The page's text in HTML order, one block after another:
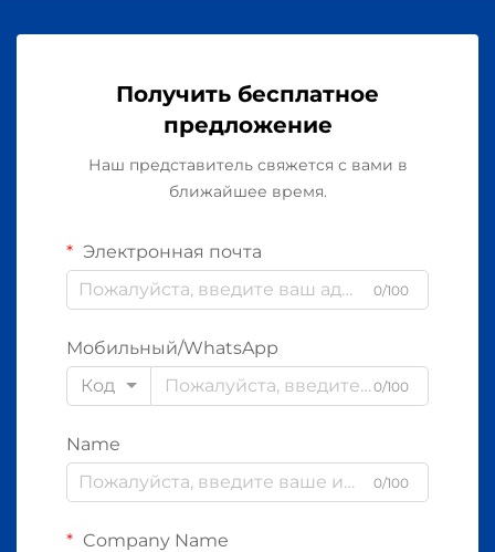
Получить бесплатное
предложение
Наш представитель свяжется с вами в
ближайшее время.
Электронная почта
0/100
Мобильный/WhatsApp
Код
0/100
Name
0/100
Company Name